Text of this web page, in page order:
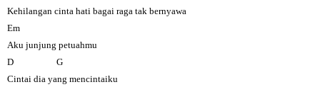
Kehilangan cinta hati bagai raga tak bernyawa
Em
Aku junjung petuahmu
D G
Cintai dia yang mencintaiku